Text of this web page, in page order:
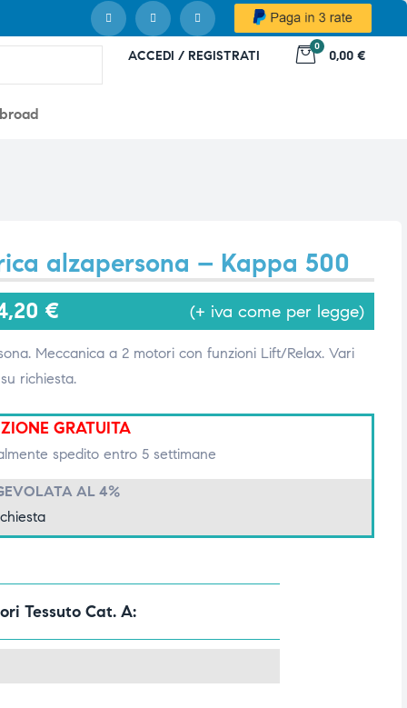
ACCEDI / REGISTRATI
0
0,00 €
alzapersona – Kappa 500
€ (+ iva come per legge)
Meccanica a 2 motori con funzioni Lift/Relax. Vari
richiesta.
GRATUITA
spedito entro 5 settimane
AL 4%
Tessuto Cat. A